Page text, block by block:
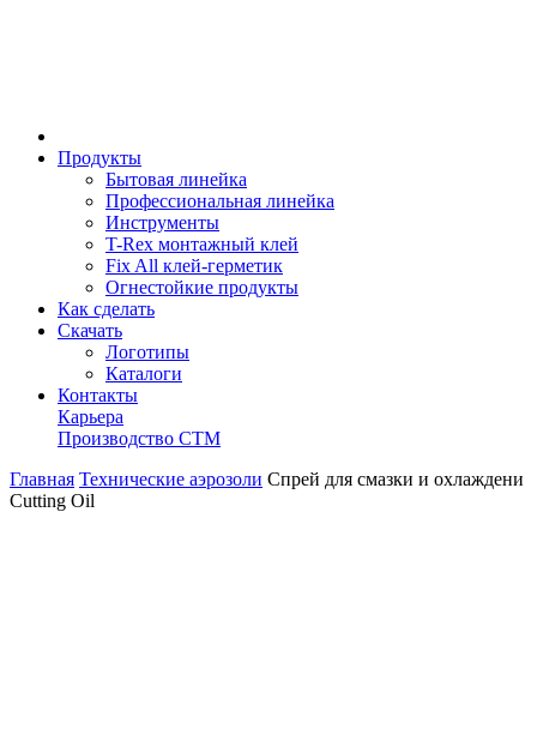
Продукты
Бытовая линейка
Профессиональная линейка
Инструменты
T-Rex монтажный клей
Fix All клей-герметик
Огнестойкие продукты
Как сделать
Скачать
Логотипы
Каталоги
Контакты
Карьера
Производство СТМ
Главная Технические аэрозоли Спрей для смазки и охлаждени
Cutting Oil